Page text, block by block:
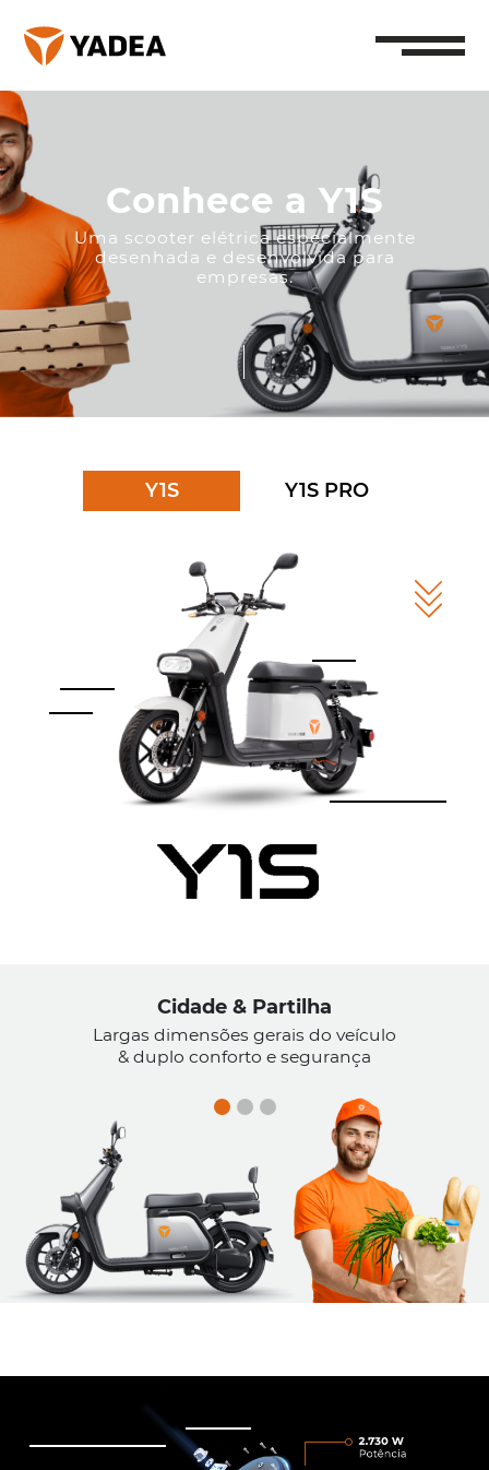
Conhece a Y1S
Uma scooter elétrica especialmente
desenhada e desenvolvida para
empresas.
Y1S Y1S PRO
Cidade & Partilha
Largas dimensões gerais do veículo
& duplo conforto e segurança